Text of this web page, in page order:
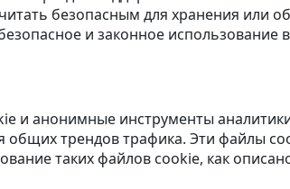
безопасным для хранения или
и законное использование
и анонимные инструменты
трендов трафика. Эти файлы
таких файлов cookie, как